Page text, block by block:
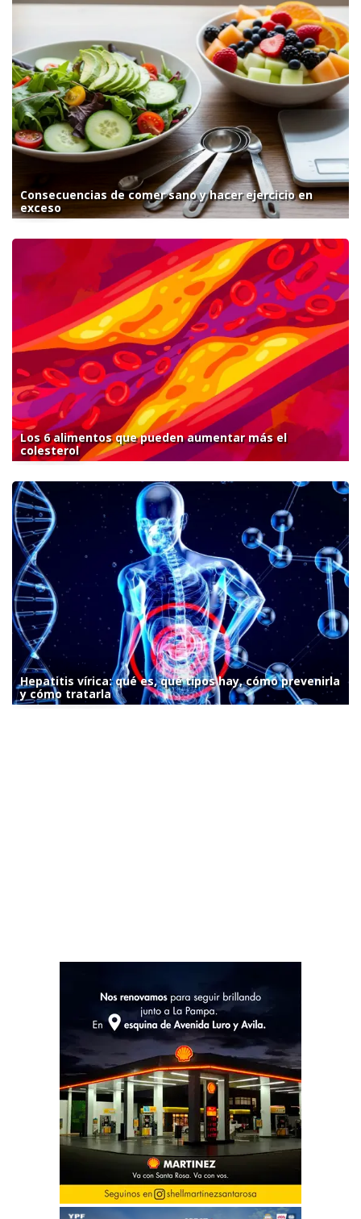
Consecuencias de comer sano y hacer ejercicio en
exceso
Los 6 alimentos que pueden aumentar más el
colesterol
Hepatitis vírica: qué es, qué tipos hay, cómo prevenirla
y cómo tratarla